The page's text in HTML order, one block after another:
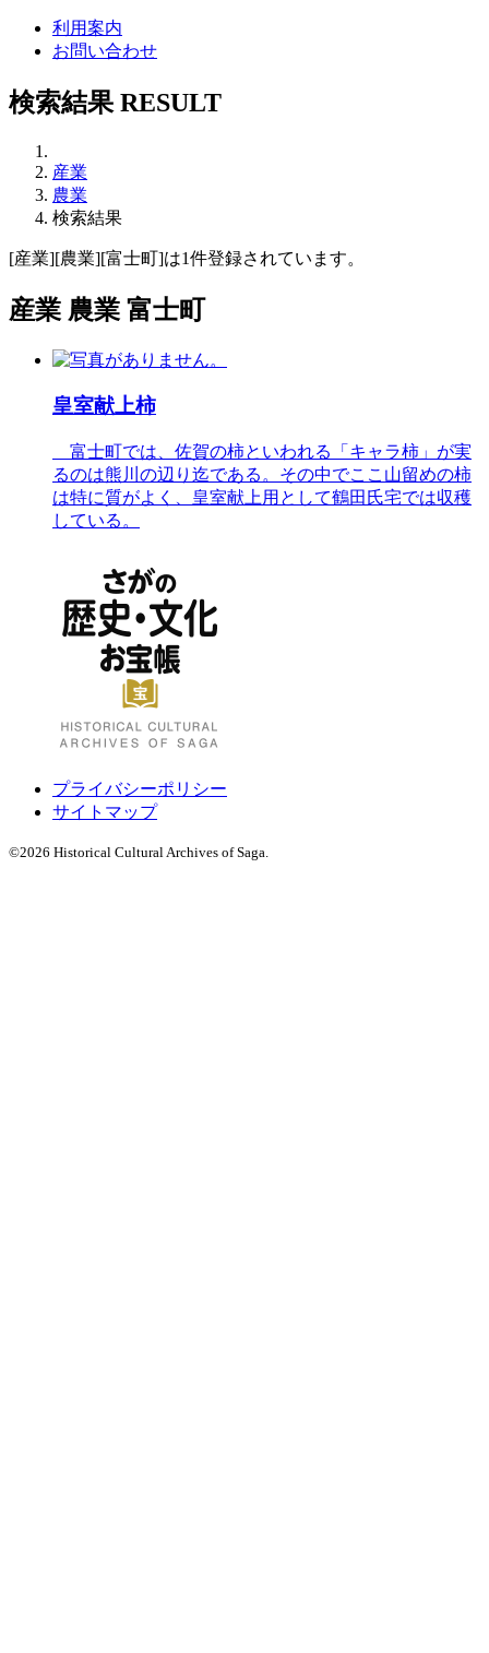
利用案内
お問い合わせ
検索結果 RESULT
産業
農業
検索結果
[産業][農業][富士町]は1件登録されています。
産業 農業 富士町
皇室献上柿
富士町では、佐賀の柿といわれる「キャラ柿」が実
るのは熊川の辺り迄である。その中でここ山留めの柿
は特に質がよく、皇室献上用として鶴田氏宅では収穫
している。
プライバシーポリシー
サイトマップ
©2026 Historical Cultural Archives of Saga.